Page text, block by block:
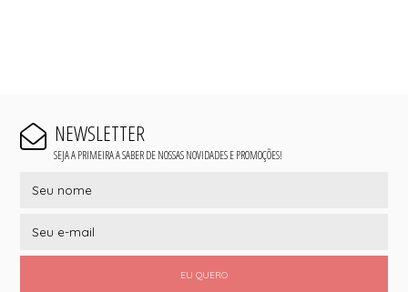
NEWSLETTER
SEJA A PRIMEIRA A SABER DE NOSSAS NOVIDADES E PROMOÇÕES!
EU QUERO